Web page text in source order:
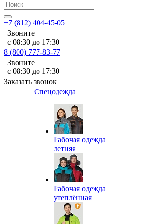
+7 (812) 404-45-05
Звоните
с 08:30 до 17:30
8 (800) 777-83-77
Звоните
с 08:30 до 17:30
Заказать звонок
Спецодежда
Рабочая одежда
летняя
Рабочая одежда
утеплённая